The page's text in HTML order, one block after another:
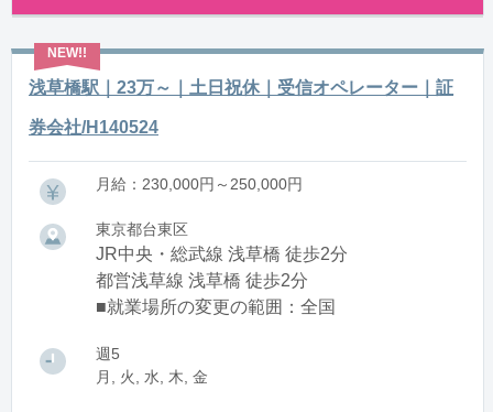
浅草橋駅｜23万～｜土日祝休｜受信オペレーター｜証
券会社/H140524
月給：230,000円～250,000円
東京都台東区
JR中央・総武線 浅草橋 徒歩2分
都営浅草線 浅草橋 徒歩2分
■就業場所の変更の範囲：全国
週5
月, 火, 水, 木, 金